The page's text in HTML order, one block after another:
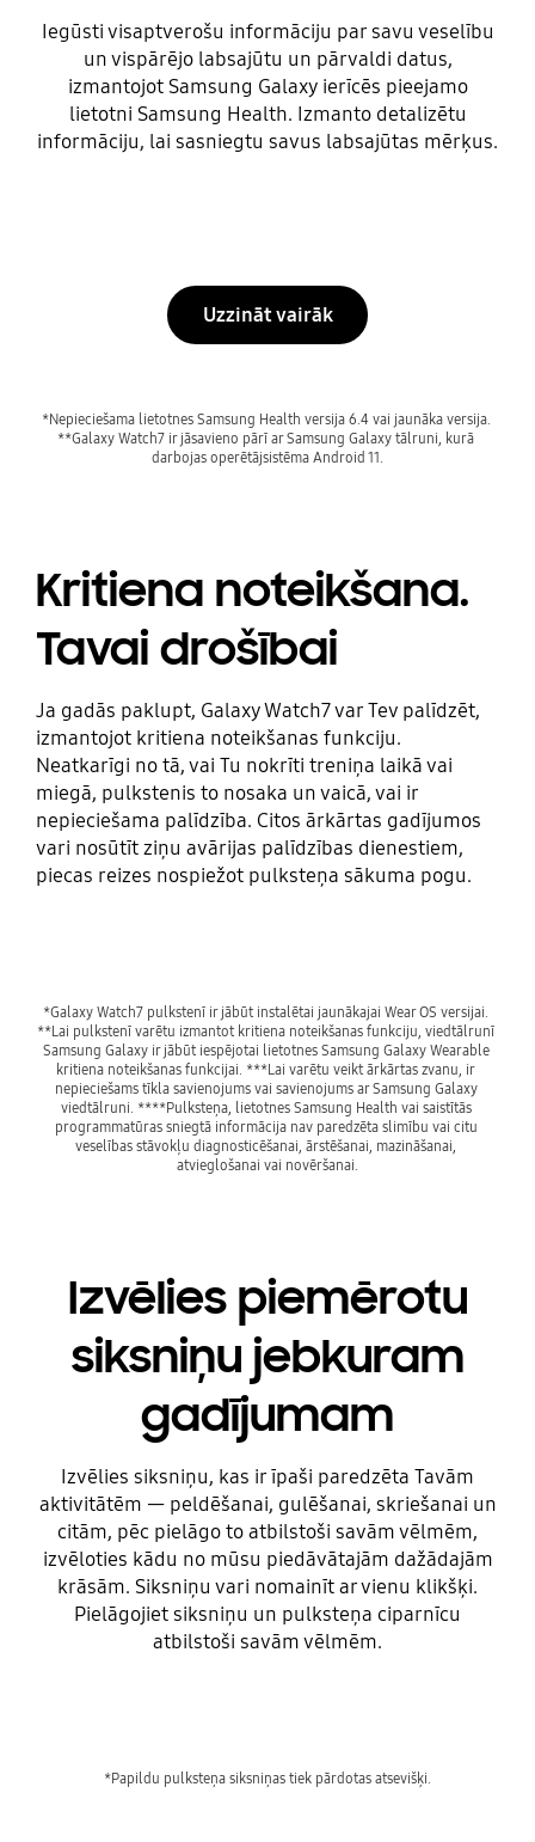
Iegūsti visaptverošu informāciju par savu veselību
un vispārējo labsajūtu un pārvaldi datus,
izmantojot Samsung Galaxy ierīcēs pieejamo
lietotni Samsung Health. Izmanto detalizētu
informāciju, lai sasniegtu savus labsajūtas mērķus.
Uzzināt vairāk
*Nepieciešama lietotnes Samsung Health versija 6.4 vai jaunāka versija.
**Galaxy Watch7 ir jāsavieno pārī ar Samsung Galaxy tālruni, kurā
Kritiena noteikšana.
Tavai drošībai
Ja gadās paklupt, Galaxy Watch7 var Tev palīdzēt,
izmantojot kritiena noteikšanas funkciju.
Neatkarīgi no tā, vai Tu nokrīti treniņa laikā vai
miegā, pulkstenis to nosaka un vaicā, vai ir
nepieciešama palīdzība. Citos ārkārtas gadījumos
vari nosūtīt ziņu avārijas palīdzības dienestiem,
piecas reizes nospiežot pulksteņa sākuma pogu.
*Galaxy Watch7 pulkstenī ir jābūt instalētai jaunākajai Wear OS versijai.
**Lai pulkstenī varētu izmantot kritiena noteikšanas funkciju, viedtālrunī
Samsung Galaxy ir jābūt iespējotai lietotnes Samsung Galaxy Wearable
kritiena noteikšanas funkcijai. ***Lai varētu veikt ārkārtas zvanu, ir
nepieciešams tīkla savienojums vai savienojums ar Samsung Galaxy
viedtālruni. ****Pulksteņa, lietotnes Samsung Health vai saistītās
programmatūras sniegtā informācija nav paredzēta slimību vai citu
veselības stāvokļu diagnosticēšanai, ārstēšanai, mazināšanai,
Izvēlies piemērotu
siksniņu jebkuram
gadījumam
Izvēlies siksniņu, kas ir īpaši paredzēta Tavām
aktivitātēm — peldēšanai, gulēšanai, skriešanai un
citām, pēc pielāgo to atbilstoši savām vēlmēm,
izvēloties kādu no mūsu piedāvātajām dažādajām
krāsām. Siksniņu vari nomainīt ar vienu klikšķi.
Pielāgojiet siksniņu un pulksteņa ciparnīcu
atbilstoši savām vēlmēm.